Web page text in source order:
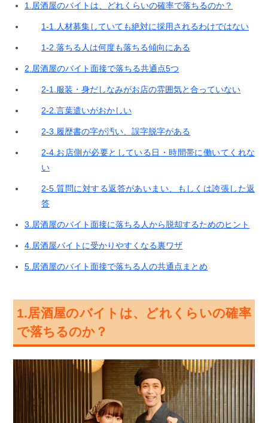
1.居酒屋のバイトは、どれくらいの確率で落ちるのか？
1-1.人材募集していても絶対に採用されるわけではない
1-2.落ちる人は何度も落ちる傾向にある
2.居酒屋のバイト面接で落ちる共通点5つ
2-1.服装・身だしなみがお店の雰囲気と合っていない
2-2.言葉遣いがおかしい
2-3.履歴書の字が汚い、誤字脱字がある
2-4.お店側が必要としている日・時間帯に働いてくれな
い
2-5.質問に対する返答があいまい、もしくは誇張した返
答
3.居酒屋のバイト面接に落ちる人から脱却するためのヒント
4.居酒屋バイトに受かりやすくなる裏ワザ
5.居酒屋のバイト面接で落ちる人の共通点まとめ
1.居酒屋のバイトは、どれくらいの確率
で落ちるのか？